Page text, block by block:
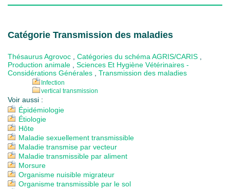
Catégorie Transmission des maladies
Thésaurus Agrovoc Catégories du schéma AGRIS/CARIS
Production animale
Sciences Et Hygiène Vétérinaires -
Considérations Générales
Transmission des maladies
Infection
vertical transmission
Voir aussi :
Épidémiologie
Étiologie
Hôte
Maladie sexuellement transmissible
Maladie transmise par vecteur
Maladie transmissible par aliment
Morsure
Organisme nuisible migrateur
Organisme transmissible par le sol